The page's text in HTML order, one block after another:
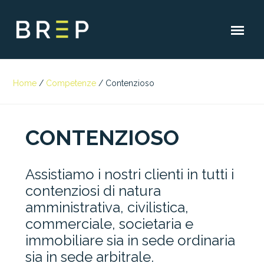
Home / Competenze / Contenzioso
CONTENZIOSO
Assistiamo i nostri clienti in tutti i
contenziosi di natura
amministrativa, civilistica,
commerciale, societaria e
immobiliare sia in sede ordinaria
sia in sede arbitrale.